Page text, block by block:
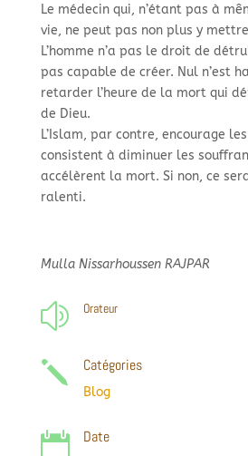
Le médecin qui, n’étant pas à
vie, ne peut pas non plus y
L’homme n’a pas le droit de
pas capable de créer. Nul n’est
retarder l’heure de la mort qui
de Dieu.
L’Islam, par contre, encourage
consistent à diminuer les
accélèrent la mort. Si non, ce
ralenti.
Mulla Nissarhoussen RAJPAR
z Orateur
j Catégories
Blog
 Date